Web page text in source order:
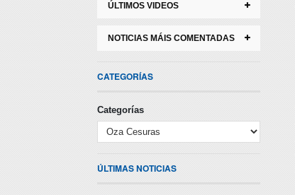
ÚLTIMOS VIDEOS
NOTICIAS MÁIS COMENTADAS
CATEGORÍAS
Categorías
ÚLTIMAS NOTICIAS